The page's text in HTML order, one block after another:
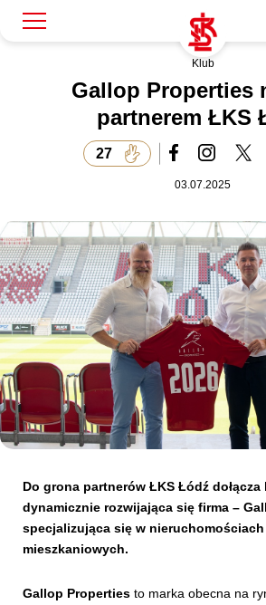
Akademia
Biznes
Dla mediów
Kibice
Klub
Gallop Properties
partnerem ŁKS
27
03.07.2025
Do grona partnerów ŁKS Łódź dołącza
dynamicznie rozwijająca się firma –
specjalizująca się w
mieszkaniowych.
Gallop Properties to marka obecna na